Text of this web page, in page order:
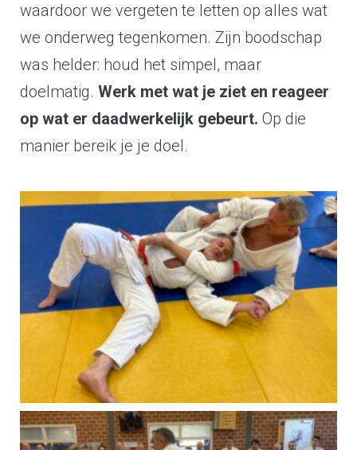
waardoor we vergeten te letten op alles wat
we onderweg tegenkomen. Zijn boodschap
was helder: houd het simpel, maar
doelmatig. Werk met wat je ziet en reageer
op wat er daadwerkelijk gebeurt. Op die
manier bereik je je doel.